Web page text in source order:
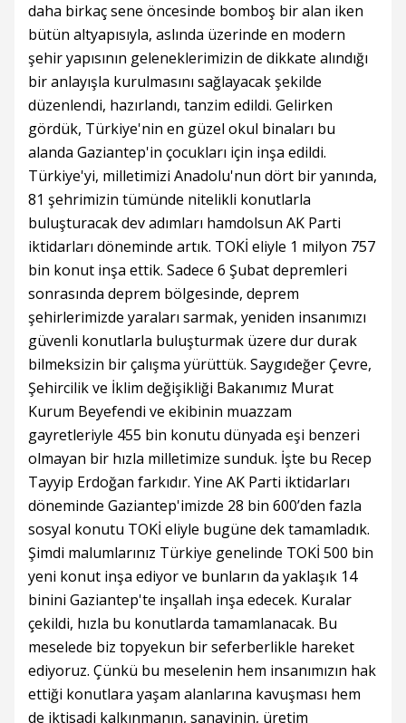
daha birkaç sene öncesinde bomboş bir alan iken
bütün altyapısıyla, aslında üzerinde en modern
şehir yapısının geleneklerimizin de dikkate alındığı
bir anlayışla kurulmasını sağlayacak şekilde
düzenlendi, hazırlandı, tanzim edildi. Gelirken
gördük, Türkiye'nin en güzel okul binaları bu
alanda Gaziantep'in çocukları için inşa edildi.
Türkiye'yi, milletimizi Anadolu'nun dört bir yanında,
81 şehrimizin tümünde nitelikli konutlarla
buluşturacak dev adımları hamdolsun AK Parti
iktidarları döneminde artık. TOKİ eliyle 1 milyon 757
bin konut inşa ettik. Sadece 6 Şubat depremleri
sonrasında deprem bölgesinde, deprem
şehirlerimizde yaraları sarmak, yeniden insanımızı
güvenli konutlarla buluşturmak üzere dur durak
bilmeksizin bir çalışma yürüttük. Saygıdeğer Çevre,
Şehircilik ve İklim değişikliği Bakanımız Murat
Kurum Beyefendi ve ekibinin muazzam
gayretleriyle 455 bin konutu dünyada eşi benzeri
olmayan bir hızla milletimize sunduk. İşte bu Recep
Tayyip Erdoğan farkıdır. Yine AK Parti iktidarları
döneminde Gaziantep'imizde 28 bin 600’den fazla
sosyal konutu TOKİ eliyle bugüne dek tamamladık.
Şimdi malumlarınız Türkiye genelinde TOKİ 500 bin
yeni konut inşa ediyor ve bunların da yaklaşık 14
binini Gaziantep'te inşallah inşa edecek. Kuralar
çekildi, hızla bu konutlarda tamamlanacak. Bu
meselede biz topyekun bir seferberlikle hareket
ediyoruz. Çünkü bu meselenin hem insanımızın hak
ettiği konutlara yaşam alanlarına kavuşması hem
de iktisadi kalkınmanın, sanayinin, üretim